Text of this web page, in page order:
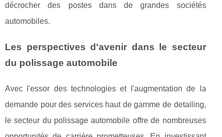
décrocher des postes dans de grandes sociétés
automobiles.
Les perspectives d'avenir dans le secteur
du polissage automobile
Avec l'essor des technologies et l'augmentation de la
demande pour des services haut de gamme de detailing,
le secteur du polissage automobile offre de nombreuses